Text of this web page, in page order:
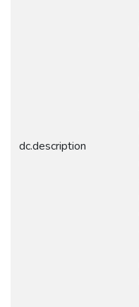
dc.description